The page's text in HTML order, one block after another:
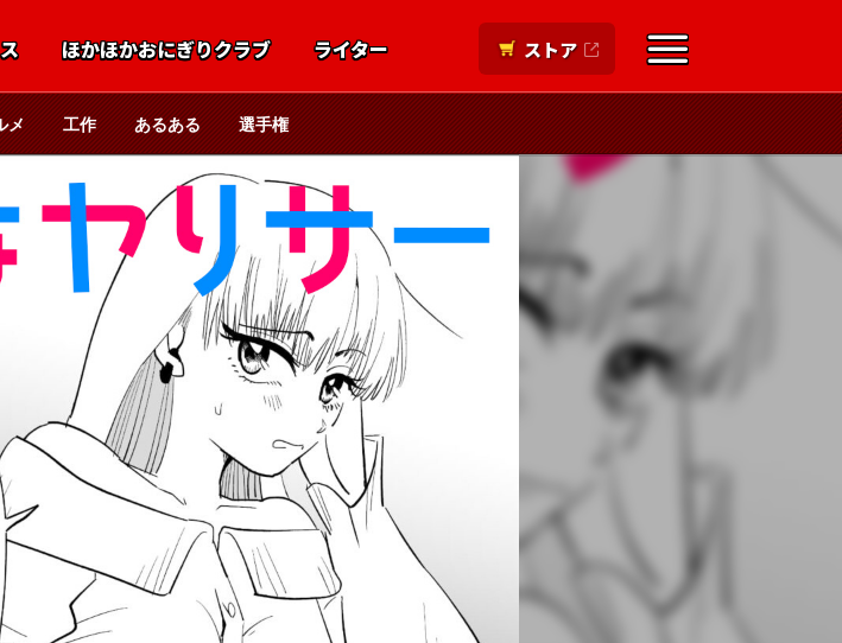
ほかほかおにぎりクラブ ライター ストア
メ 工作 あるある 選手権